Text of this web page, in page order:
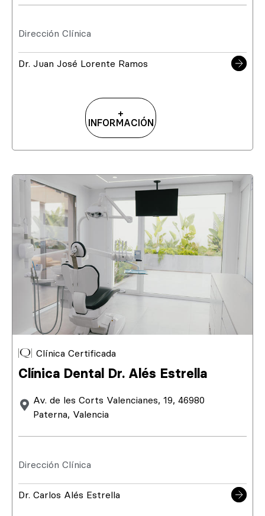
Dirección Clínica
Dr. Juan José Lorente Ramos
+
INFORMACIÓN
Clínica Certificada
Clínica Dental Dr. Alés Estrella
Av. de les Corts Valencianes, 19, 46980
Paterna, Valencia
Dirección Clínica
Dr. Carlos Alés Estrella